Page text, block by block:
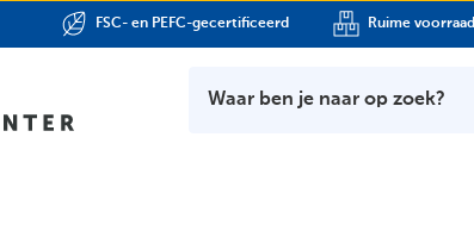
FSC- en PEFC-gecertificeerd Ruime voorraad
Waar ben je naar op zoek?